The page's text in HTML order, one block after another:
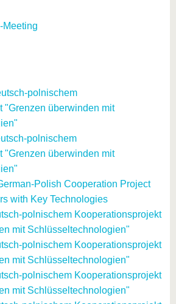
Meeting
polnischem
"Grenzen überwinden mit
polnischem
"Grenzen überwinden mit
Polish Cooperation Project
with Key Technologies
polnischem Kooperationsprojekt
mit Schlüsseltechnologien"
polnischem Kooperationsprojekt
mit Schlüsseltechnologien"
polnischem Kooperationsprojekt
mit Schlüsseltechnologien"